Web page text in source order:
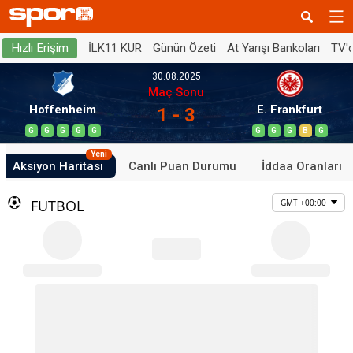
Hızlı Erişim İLK11 KUR Günün Özeti At Yarışı Bankoları
Hoffenheim
G G G G G
30.08.2025
Maç Sonu
1 - 3 E. Frankfurt
G G G B G
Aksiyon Haritası
Yeni
Canlı Puan Durumu İddaa Oranları
FUTBOL GMT +00:00